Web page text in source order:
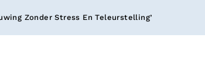
Zonder Stress En Teleurstelling’